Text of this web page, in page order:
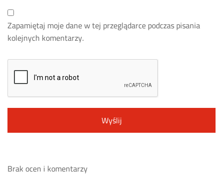
Zapamiętaj moje dane w tej przeglądarce podczas pisania
kolejnych komentarzy.
Brak ocen i komentarzy